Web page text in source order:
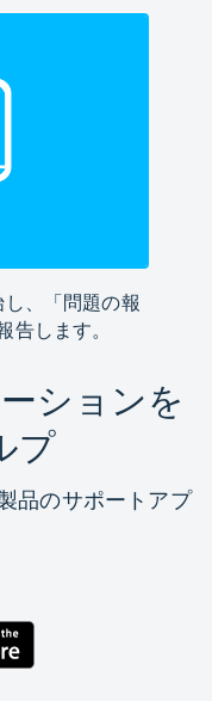
、「問題の報
告します。
ションを
プ
品のサポートアプ